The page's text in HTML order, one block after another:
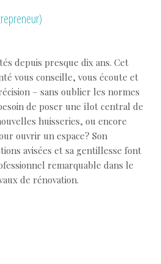
depuis presque dix ans. Cet
vous conseille, vous écoute et
– sans oublier les normes
de poser une îlot central de
huisseries, ou encore
ouvrir un espace? Son
avisées et sa gentillesse font
remarquable dans le
de rénovation.